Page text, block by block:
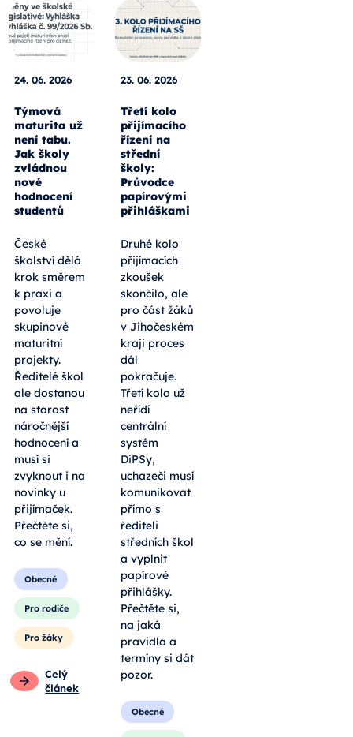
24. 06. 2026
Týmová
maturita už
není tabu.
Jak školy
zvládnou
nové
hodnocení
studentů
České
školství dělá
krok směrem
k praxi a
povoluje
skupinové
maturitní
projekty.
Ředitelé škol
ale dostanou
na starost
náročnější
hodnocení a
musí si
zvyknout i na
novinky u
přijímaček.
Přečtěte si,
co se mění.
Obecné
Pro rodiče
Pro žáky
Celý
článek
23. 06. 2026
Třetí kolo
přijímacího
řízení na
střední
školy:
Průvodce
papírovými
přihláškami
Druhé kolo
přijímacích
zkoušek
skončilo, ale
pro část žáků
v Jihočeském
kraji proces
dál
pokračuje.
Třetí kolo už
neřídí
centrální
systém
DiPSy,
uchazeči musí
komunikovat
přímo s
řediteli
středních škol
a vyplnit
papírové
přihlášky.
Přečtěte si,
na jaká
pravidla a
termíny si dát
pozor.
Obecné